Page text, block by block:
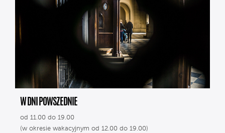
W DNI POWSZEDNIE
od 11.00 do 19.00
(w okresie wakacyjnym od 12.00 do 19.00)